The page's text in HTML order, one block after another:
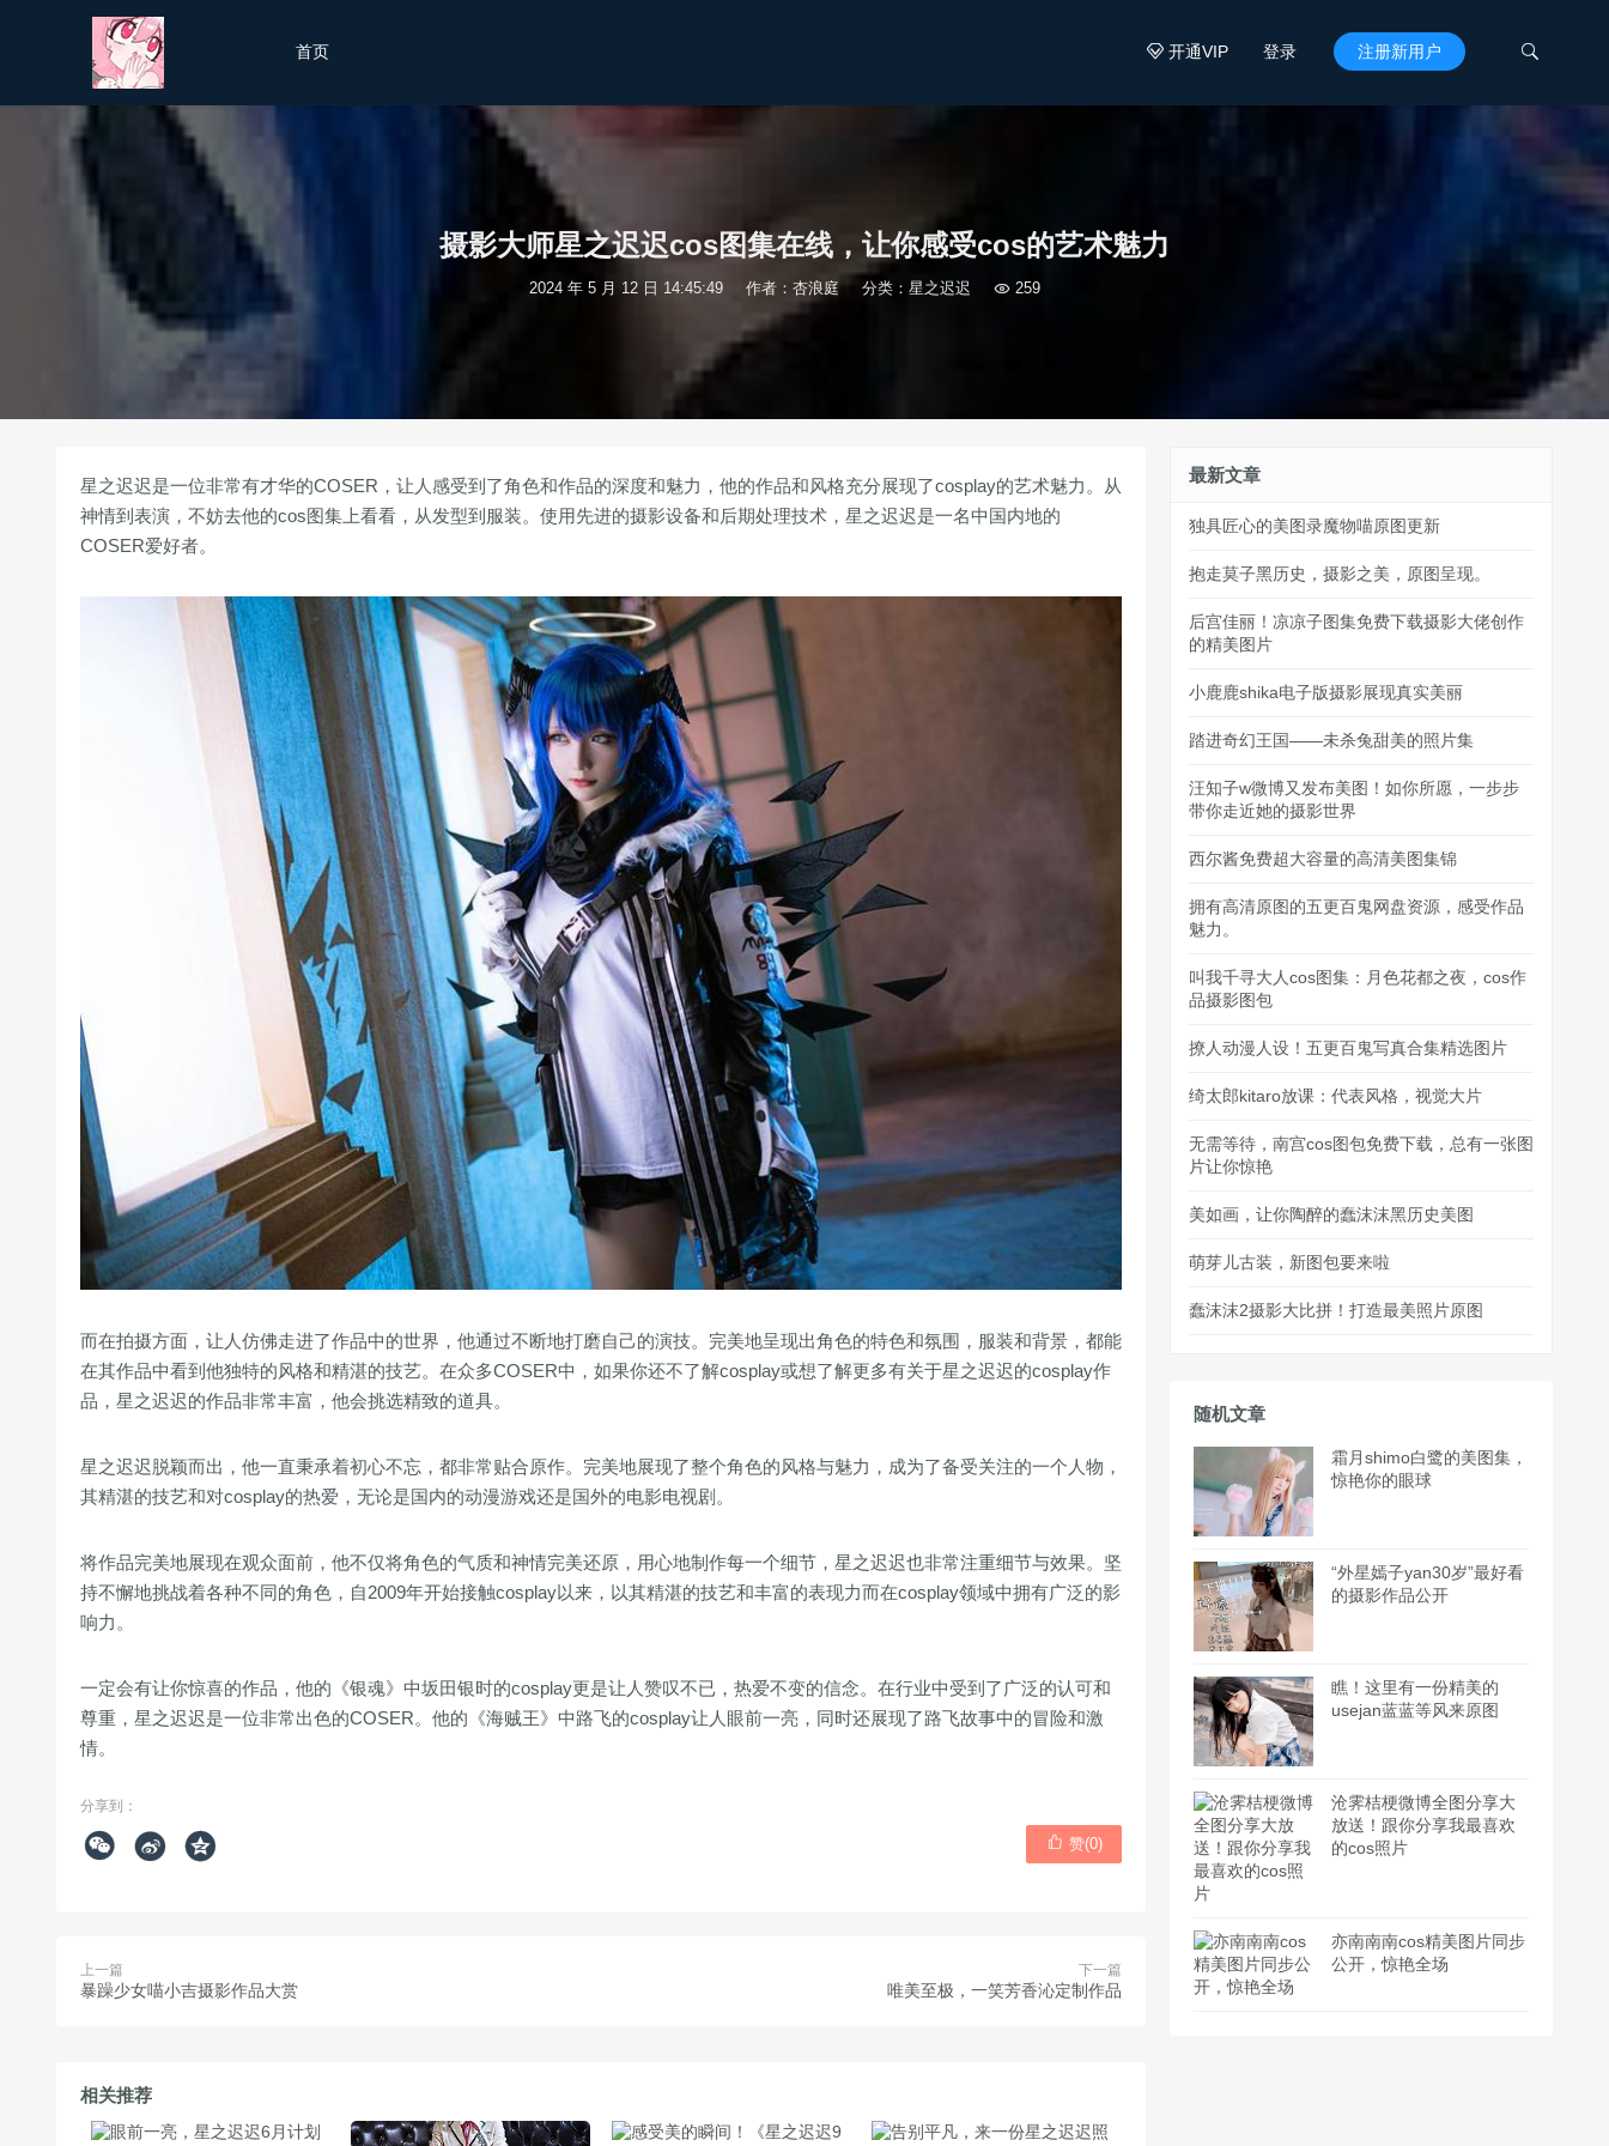
开通VIP 登录 注册新用户 
首页
摄影大师星之迟迟cos图集在线，让你感受cos的艺术魅力
2024 年 5 月 12 日 14:45:49 作者：杏浪庭 分类： 星之迟迟 259
星之迟迟是一位非常有才华的COSER，让人感受到了角色和作品的深度和魅力，他的作品和风格充分展现了cosplay的艺术魅力。从
神情到表演，不妨去他的cos图集上看看，从发型到服装。使用先进的摄影设备和后期处理技术，星之迟迟是一名中国内地的
COSER爱好者。
而在拍摄方面，让人仿佛走进了作品中的世界，他通过不断地打磨自己的演技。完美地呈现出角色的特色和氛围，服装和背景，都能
在其作品中看到他独特的风格和精湛的技艺。在众多COSER中，如果你还不了解cosplay或想了解更多有关于星之迟迟的cosplay作
品，星之迟迟的作品非常丰富，他会挑选精致的道具。
星之迟迟脱颖而出，他一直秉承着初心不忘，都非常贴合原作。完美地展现了整个角色的风格与魅力，成为了备受关注的一个人物，
其精湛的技艺和对cosplay的热爱，无论是国内的动漫游戏还是国外的电影电视剧。
将作品完美地展现在观众面前，他不仅将角色的气质和神情完美还原，用心地制作每一个细节，星之迟迟也非常注重细节与效果。坚
持不懈地挑战着各种不同的角色，自2009年开始接触cosplay以来，以其精湛的技艺和丰富的表现力而在cosplay领域中拥有广泛的影
响力。
一定会有让你惊喜的作品，他的《银魂》中坂田银时的cosplay更是让人赞叹不已，热爱不变的信念。在行业中受到了广泛的认可和
尊重，星之迟迟是一位非常出色的COSER。他的《海贼王》中路飞的cosplay让人眼前一亮，同时还展现了路飞故事中的冒险和激
情。
分享到：
    赞(0)
上一篇
暴躁少女喵小吉摄影作品大赏
下一篇
唯美至极，一笑芳香沁定制作品
相关推荐
最新文章
独具匠心的美图录魔物喵原图更新
抱走莫子黑历史，摄影之美，原图呈现。
后宫佳丽！凉凉子图集免费下载摄影大佬创作
的精美图片
小鹿鹿shika电子版摄影展现真实美丽
踏进奇幻王国——未杀兔甜美的照片集
汪知子w微博又发布美图！如你所愿，一步步
带你走近她的摄影世界
西尔酱免费超大容量的高清美图集锦
拥有高清原图的五更百鬼网盘资源，感受作品
魅力。
叫我千寻大人cos图集：月色花都之夜，cos作
品摄影图包
撩人动漫人设！五更百鬼写真合集精选图片
绮太郎kitaro放课：代表风格，视觉大片
无需等待，南宫cos图包免费下载，总有一张图
片让你惊艳
美如画，让你陶醉的蠢沫沫黑历史美图
萌芽儿古装，新图包要来啦
蠢沫沫2摄影大比拼！打造最美照片原图
随机文章
霜月shimo白鹭的美图集，
惊艳你的眼球
“外星嫣子yan30岁”最好看
的摄影作品公开
瞧！这里有一份精美的
usejan蓝蓝等风来原图
沧霁桔梗微博全图分享大
放送！跟你分享我最喜欢
的cos照片
亦南南南cos精美图片同步
公开，惊艳全场